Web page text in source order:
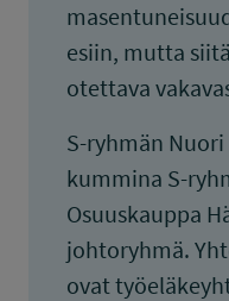
esiin, mutta
otettava
S-ryhmän
kummina S-
Osuuskauppa
johtoryhmä.
ovat